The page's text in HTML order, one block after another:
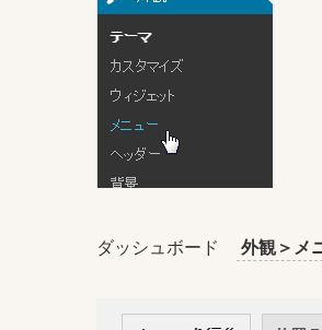
ダッシュボード 外観＞メ